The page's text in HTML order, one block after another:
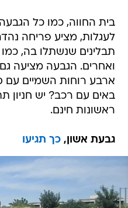
בית החווה, כמו כל
לעגלות, מציע פריחה
תבלינים שנשתלו בה, כמו
ואחרים. הגבעה מציעה
ארבע רוחות השמיים עם
באים עם רכב? יש חניון
ראשונות חינם.
גבעת אשון,כך תגיעו